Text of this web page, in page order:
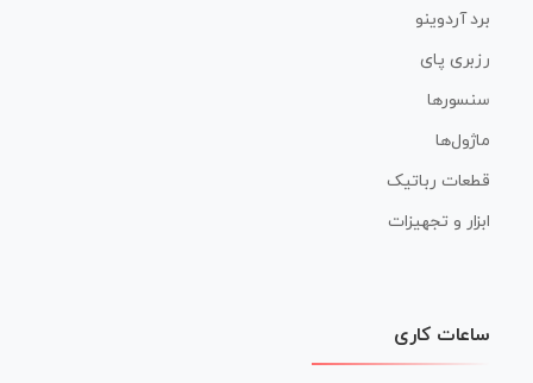
برد آردوینو
رزبری پای
سنسورها
ماژول‌ها
قطعات رباتیک
ابزار و تجهیزات
ساعات کاری